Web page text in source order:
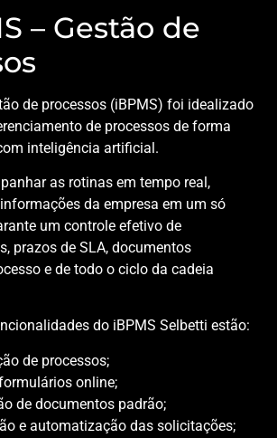
– Gestão de
de processos (iBPMS) foi idealizado
de processos de forma
inteligência artificial.
as rotinas em tempo real,
da empresa em um só
um controle efetivo de
prazos de SLA, documentos
e de todo o ciclo da cadeia
do iBPMS Selbetti estão:
de processos;
online;
de documentos padrão;
e automatização das solicitações;